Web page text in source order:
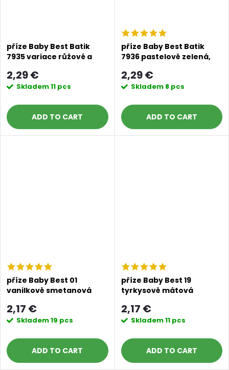
příze Baby Best Batik
7935 variace růžové a
2,29 €
Skladem11 pcs
ADD TO CART
příze Baby Best Batik
7936 pastelově zelená,
2,29 €
Skladem 8 pcs
ADD TO CART
příze Baby Best 01
vanilkově smetanová
2,17 €
Skladem19 pcs
ADD TO CART
příze Baby Best 19
tyrkysově mátová
2,17 €
Skladem11 pcs
ADD TO CART